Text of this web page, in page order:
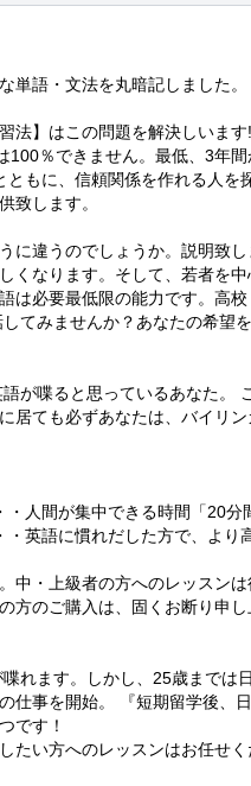
語・文法を丸暗記しました。
】はこの問題を解決しいます
％できません。最低、3年
もに、信頼関係を作れる人を
致します。
違うのでしょうか。説明致し
くなります。そして、若者を
は必要最低限の能力です。高
てみませんか？あなたの希望
居ても必ずあなたは、バイリ
・上級者の方へのレッスンは
のご購入は、固くお断り申し
仕事を開始。 『短期留学後、
です！
たい方へのレッスンはお任せ